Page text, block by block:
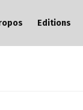
Editions